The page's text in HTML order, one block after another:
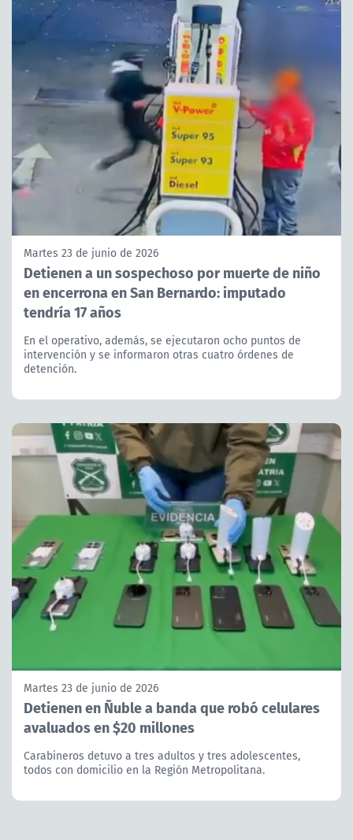
Martes 23 de junio de 2026
Detienen a un sospechoso por muerte de niño
en encerrona en San Bernardo: imputado
tendría 17 años
En el operativo, además, se ejecutaron ocho puntos de
intervención y se informaron otras cuatro órdenes de
detención.
Martes 23 de junio de 2026
Detienen en Ñuble a banda que robó celulares
avaluados en $20 millones
Carabineros detuvo a tres adultos y tres adolescentes,
todos con domicilio en la Región Metropolitana.